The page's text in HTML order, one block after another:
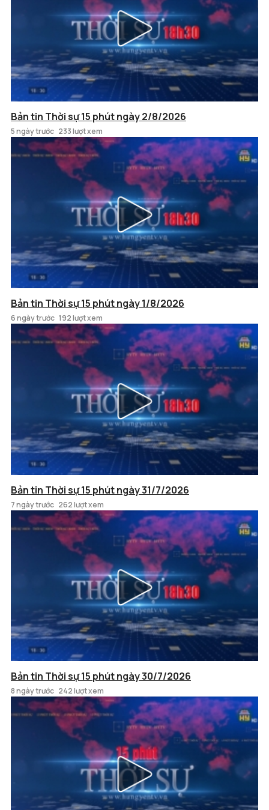
Bản tin Thời sự 15 phút ngày 2/8/2026
5 ngày trước 233 lượt xem
Bản tin Thời sự 15 phút ngày 1/8/2026
6 ngày trước 192 lượt xem
Bản tin Thời sự 15 phút ngày 31/7/2026
7 ngày trước 262 lượt xem
Bản tin Thời sự 15 phút ngày 30/7/2026
8 ngày trước 242 lượt xem